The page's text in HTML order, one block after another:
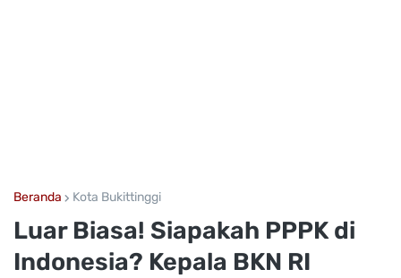
Beranda Kota Bukittinggi
Luar Biasa! Siapakah PPPK di
Indonesia? Kepala BKN RI